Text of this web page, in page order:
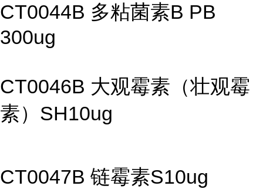
CT0044B 多粘菌素B PB
300ug
CT0046B 大观霉素（壮观霉
素）SH10ug
CT0047B 链霉素S10ug